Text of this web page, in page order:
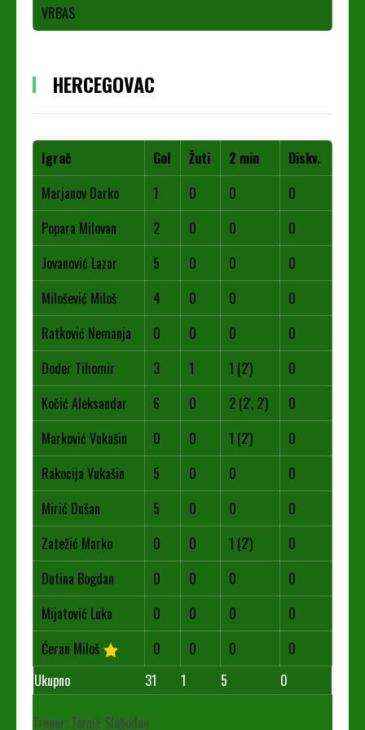
VRBAS
HERCEGOVAC
Igrač Gol Žuti 2 min
Diskv.
Marjanov Darko
1 0 0
0
Popara Milovan
2 0 0
0
Jovanović Lazar
5 0 0
0
Milošević Miloš
4 0 0
0
Ratković Nemanja
0 0 0
0
Doder Tihomir
3 1 1 (2')
0
Kočić Aleksandar
6 0 2 (2', 2')
0
Marković Vukašin
0 0 1 (2')
0
Rakocija Vukašin
5 0 0
0
Mirić Dušan
5 0 0
0
Zatežić Marko
0 0 1 (2')
0
Dutina Bogdan
0 0 0
0
Mijatović Luka
0 0 0
0
Ćeran Miloš
0 0 0
0
Ukupno
31 1 5 0
Trener: Tomić Slobodan